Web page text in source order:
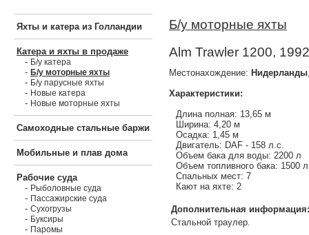
Яхты и катера из Голландии
Катера и яхты в продаже
- Б/у катера
- Б/у моторные яхты
- Б/у парусные яхты
- Новые катера
- Новые моторные яхты
Самоходные стальные баржи
Мобильные и плав дома
Рабочие суда
- Рыболовные суда
- Пассажирские суда
- Сухогрузы
- Буксиры
- Паромы
Б/у моторные яхты
Alm Trawler 1200,
Местонахождение: Нидерланды
Характеристики:
Длина полная: 13,65 м
Ширина: 4,20 м
Осадка: 1,45 м
Двигатель: DAF - 158 л.с.
Объем бака для воды: 2200 л
Объем топливного бака: 1500 л
Спальных мест: 7
Кают на яхте: 2
Дополнительная информация:
Стальной траулер.